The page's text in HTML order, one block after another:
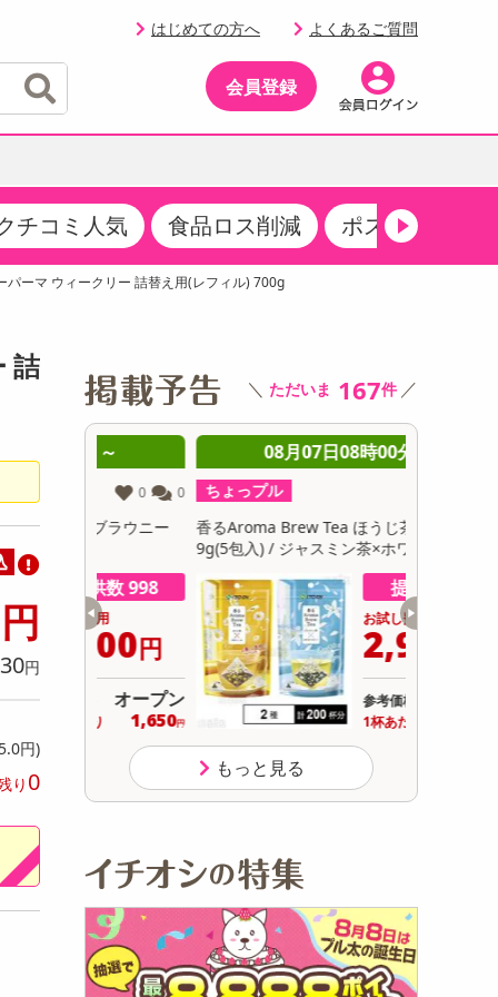
はじめての方へ よくあるご質問
会員登録
イベント
イベント最新情報（RSPほか）
商品限定クーポン
サンプリング
初回トライアル
その他 お菓子・スイーツ
その他 飲料
スポーツ・アウトドア用品
その他 キッチン・日用品
ア
サプリメント
収納・寝具
ベビー・キッズ
レッグウェア
その他 ファッション
その他 家電
タニティ
チコミ人気 食品ロス削減 ポストにお届け
パーマ ウィークリー 詰替え用(レフィル) 700g
詰
円
円
円)
り 0
＼ ただいま 167件 ／
ウニー
オープン
08月07日08時00分 ～
ちょっプル
香るAroma Brew Tea ほうじ茶×カモミール
9g(5包入) / ジャスミン茶×ホワイトリリー 9
g(5包入)
提供数 481
お試し費用
2,964 円
参考価格 13,824円
1杯あたり 14.9円
もっと見る